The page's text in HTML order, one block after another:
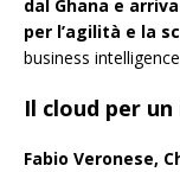
dal Ghana e
per l’agilità e la
business
Il cloud per
Fabio Veronese,